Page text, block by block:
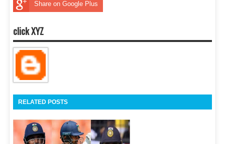
Share on Google Plus
click XYZ
RELATED POSTS